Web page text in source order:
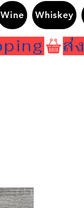
Wine Whiskey